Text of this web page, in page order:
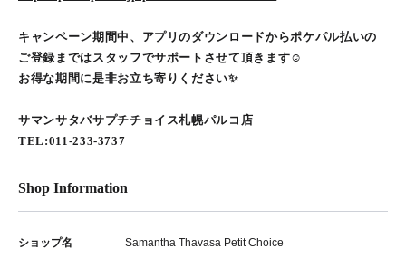
キャンペーン期間中、アプリのダウンロードからポケパル払いの
ご登録まではスタッフでサポートさせて頂きます☺︎
お得な期間に是非お立ち寄りください✨
サマンサタバサプチチョイス札幌パルコ店
TEL:011-233-3737
Shop Information
ショップ名 Samantha Thavasa Petit Choice